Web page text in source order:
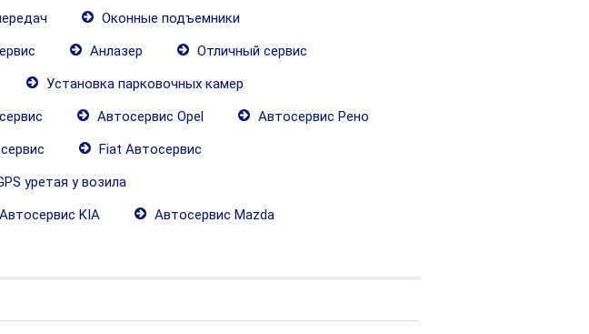
Оконные подъемники
Анлазер
Отличный сервис
Установка парковочных камер
Автосервис Opel
Автосервис Рено
Fiat Автосервис
уретая у возила
Автосервис KIA
Автосервис Mazda